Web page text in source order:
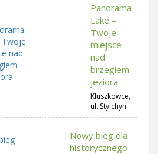
Panorama
Lake –
Twoje
miejsce
nad
brzegiem
jeziora
Kluszkowce,
ul. Stylchyn
Nowy bieg dla
historycznego